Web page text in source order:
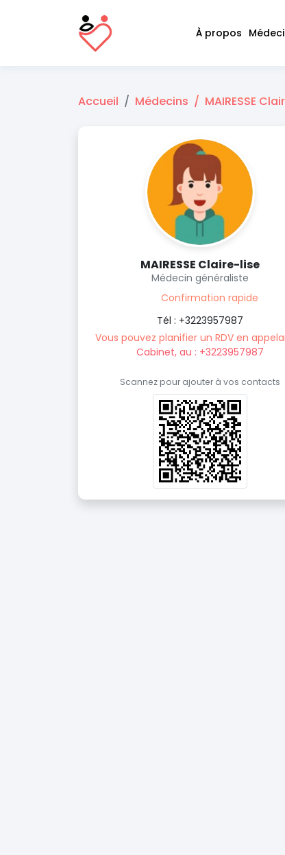
À propos
Accueil Médecins MAIRESSE
MAIRESSE Claire-lise
Médecin généraliste
Confirmation rapide
Tél : +3223957987
Vous pouvez planifier un RDV en
Cabinet, au : +3223957987
Scannez pour ajouter à vos contacts